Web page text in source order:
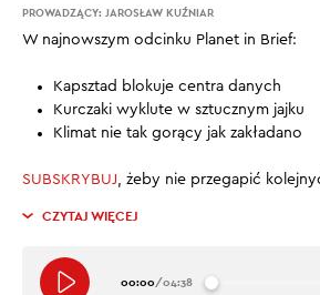
PROWADZĄCY: JAROSŁAW KUŹNIAR
W najnowszym odcinku Planet in Brief:
Kapsztad blokuje centra danych
Kurczaki wyklute w sztucznym jajku
Klimat nie tak gorący jak zakładano
SUBSKRYBUJ, żeby nie przegapić
CZYTAJ WIĘCEJ
00:00/04:38